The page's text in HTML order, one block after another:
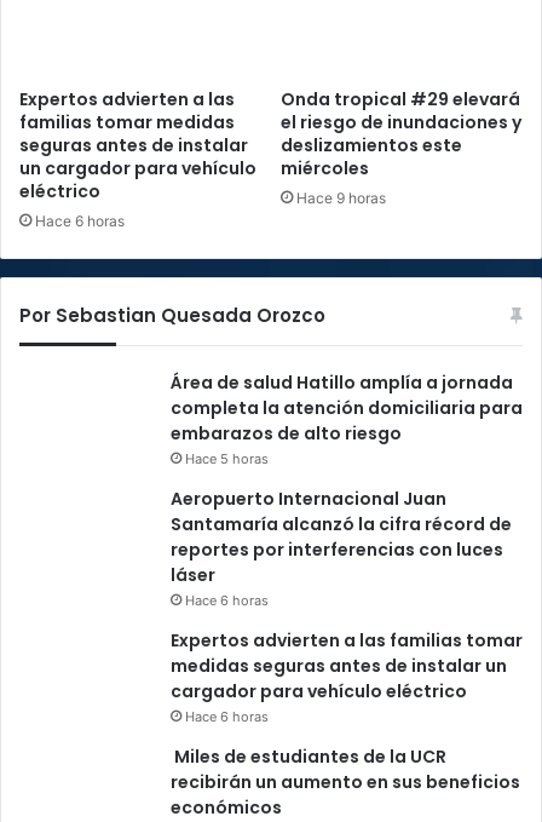
Expertos advierten a las
familias tomar medidas
seguras antes de instalar
un cargador para vehículo
eléctrico
Hace 6 horas
Onda tropical #29 elevará
el riesgo de inundaciones y
deslizamientos este
miércoles
Hace 9 horas
Por Sebastian Quesada Orozco
Área de salud Hatillo amplía a jornada
completa la atención domiciliaria para
embarazos de alto riesgo
Hace 5 horas
Aeropuerto Internacional Juan
Santamaría alcanzó la cifra récord de
reportes por interferencias con luces
láser
Hace 6 horas
Expertos advierten a las familias tomar
medidas seguras antes de instalar un
cargador para vehículo eléctrico
Hace 6 horas
Miles de estudiantes de la UCR
recibirán un aumento en sus beneficios
económicos